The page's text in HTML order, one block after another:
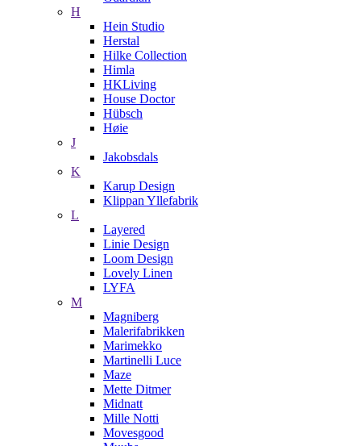
H
Hein Studio
Herstal
Hilke Collection
Himla
HKLiving
House Doctor
Hübsch
Høie
J
Jakobsdals
K
Karup Design
Klippan Yllefabrik
L
Layered
Linie Design
Loom Design
Lovely Linen
LYFA
M
Magniberg
Malerifabrikken
Marimekko
Martinelli Luce
Maze
Mette Ditmer
Midnatt
Mille Notti
Movesgood